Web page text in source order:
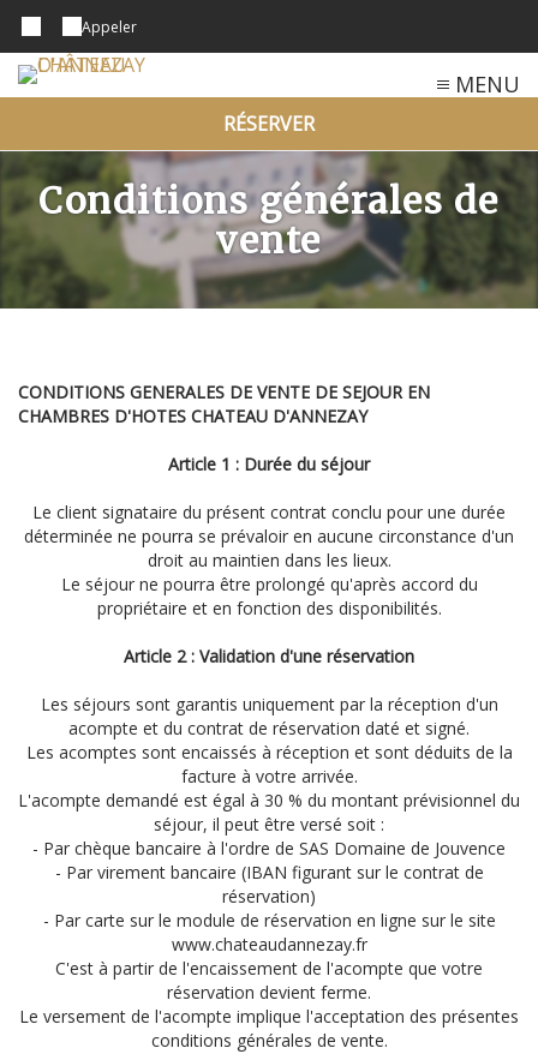
Appeler
MENU
RÉSERVER
Conditions générales de
vente
CONDITIONS GENERALES DE VENTE DE SEJOUR EN
CHAMBRES D'HOTES CHATEAU D'ANNEZAY
Article 1 : Durée du séjour
Le client signataire du présent contrat conclu pour une durée
déterminée ne pourra se prévaloir en aucune circonstance d'un
droit au maintien dans les lieux.
Le séjour ne pourra être prolongé qu'après accord du
propriétaire et en fonction des disponibilités.
Article 2 : Validation d'une réservation
Les séjours sont garantis uniquement par la réception d'un
acompte et du contrat de réservation daté et signé.
Les acomptes sont encaissés à réception et sont déduits de la
facture à votre arrivée.
L'acompte demandé est égal à 30 % du montant prévisionnel du
séjour, il peut être versé soit :
- Par chèque bancaire à l'ordre de SAS Domaine de Jouvence
- Par virement bancaire (IBAN figurant sur le contrat de
réservation)
- Par carte sur le module de réservation en ligne sur le site
www.chateaudannezay.fr
C'est à partir de l'encaissement de l'acompte que votre
réservation devient ferme.
Le versement de l'acompte implique l'acceptation des présentes
conditions générales de vente.